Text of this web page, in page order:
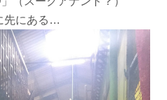
先にある…